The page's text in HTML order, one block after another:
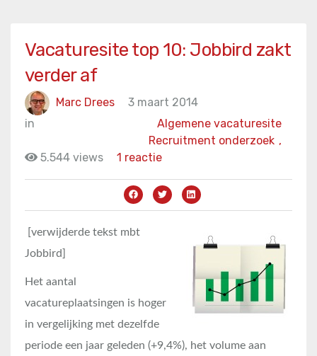
Vacaturesite top 10: Jobbird zakt
verder af
Marc Drees
3 maart 2014
in
Algemene vacaturesite
Recruitment onderzoek ,
5.544 views
1 reactie
[verwijderde tekst mbt
Jobbird]
Het aantal
vacatureplaatsingen is hoger
in vergelijking met dezelfde
periode een jaar geleden (+9,4%), het volume aan